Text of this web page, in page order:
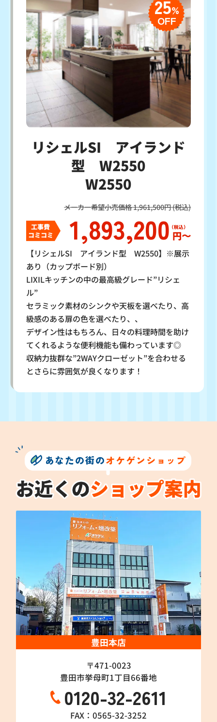
25%
OFF
リシェルSI アイランド
型 W2550
W2550
メーカー希望小売価格 1,961,500円 (税込)
工事費
コミコミ
1,893,200 円〜
【リシェルSI アイランド型 W2550】※展示
あり（カップボード別）
LIXILキッチンの中の最高級グレード”リシェ
ル”
セラミック素材のシンクや天板を選べたり、高
級感のある扉の色を選べたり、、
デザイン性はもちろん、日々の料理時間を助け
てくれるような便利機能も備わっています◎
収納力抜群な”2WAYクローゼット”を合わせる
とさらに雰囲気が良くなります！
あなたの街のオケゲンショップ
豊田本店
〒471-0023
豊田市挙母町1丁目66番地
0120-32-2611
FAX：0565-32-3252